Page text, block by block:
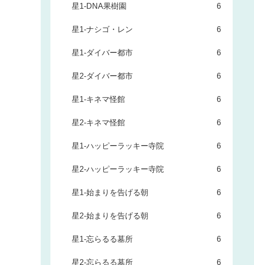
星1-DNA果樹園 6
星1-ナシゴ・レン 6
星1-ダイバー都市 6
星2-ダイバー都市 6
星1-キネマ怪館 6
星2-キネマ怪館 6
星1-ハッピーラッキー寺院 6
星2-ハッピーラッキー寺院 6
星1-始まりを告げる朝 6
星2-始まりを告げる朝 6
星1-忘らるる墓所 6
星2-忘らるる墓所 6